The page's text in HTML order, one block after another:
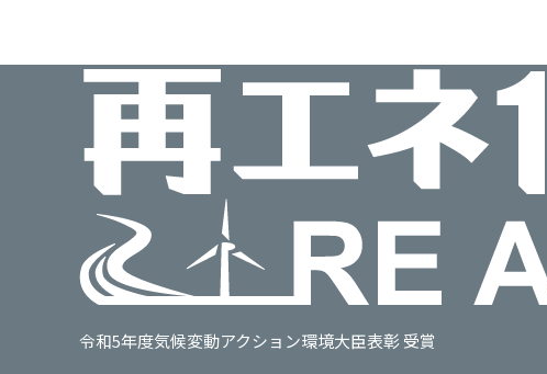
令和5年度気候変動アクション環境大臣表彰 受賞